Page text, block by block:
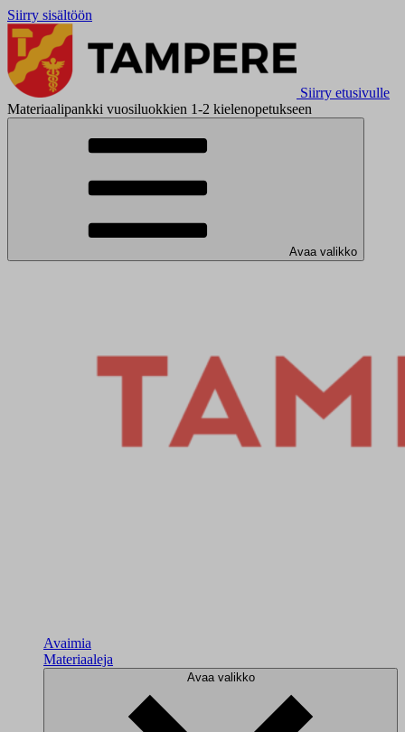
Siirry sisältöön
Siirry etusivulle
Materiaalipankki vuosiluokkien 1-2 kielenopetukseen
Avaa valikko
Avaimia
Materiaaleja
Avaa valikko